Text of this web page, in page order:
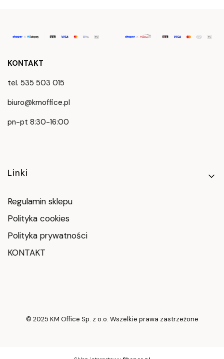
KONTAKT
tel. 535 503 015
biuro@kmoffice.pl
pn-pt 8:30-16:00
Linki w stopce
Linki
Regulamin sklepu
Polityka cookies
Polityka prywatności
KONTAKT
© 2025 KM Office Sp. z o.o. Wszelkie prawa zastrzeżone